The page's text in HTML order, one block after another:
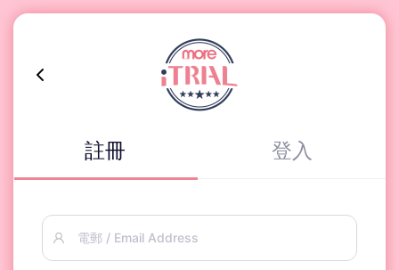
註冊 登入
電郵 / Email Address